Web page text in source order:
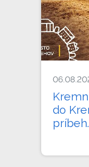
do
príbeh.